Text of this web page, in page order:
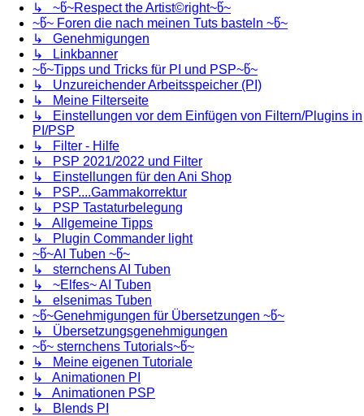
↳ ~წ~Respect the Artist©right~წ~
~წ~ Foren die nach meinen Tuts basteln ~წ~
↳ Genehmigungen
↳ Linkbanner
~წ~Tipps und Tricks für PI und PSP~წ~
↳ Unzureichender Arbeitsspeicher (PI)
↳ Meine Filterseite
↳ Einstellungen vor dem Einfügen von Filtern/Plugins in
PI/PSP
↳ Filter - Hilfe
↳ PSP 2021/2022 und Filter
↳ Einstellungen für den Ani Shop
↳ PSP....Gammakorrektur
↳ PSP Tastaturbelegung
↳ Allgemeine Tipps
↳ Plugin Commander light
~წ~AI Tuben ~წ~
↳ sternchens AI Tuben
↳ ~Elfes~ AI Tuben
↳ elsenimas Tuben
~წ~Genehmigungen für Übersetzungen ~წ~
↳ Übersetzungsgenehmigungen
~წ~ sternchens Tutorials~წ~
↳ Meine eigenen Tutoriale
↳ Animationen PI
↳ Animationen PSP
↳ Blends PI